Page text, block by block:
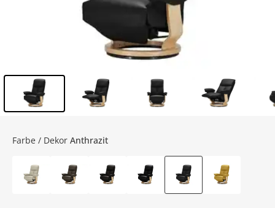
Farbe / Dekor Anthrazit